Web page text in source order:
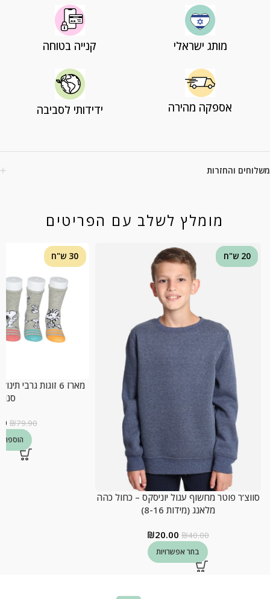
מותג ישראלי קנייה בטוחה
אספקה מהירה ידידותי לסביבה
משלוחים והחזרות
מומלץ לשלב עם הפריטים
20 ש"ח
סווצ’ר פוטר מחשוף עגול יוניסקס – כחול כהה
מלאנג (מידות 8-16)
₪40.00
₪20.00
בחר אפשרויות
30 ש"ח
מארז 6 זוגות
₪79.90
הוספה